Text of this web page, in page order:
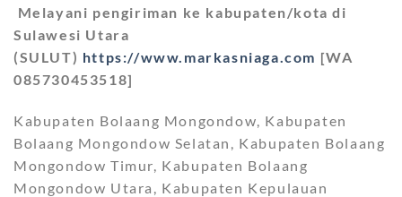
Melayani pengiriman ke kabupaten/kota di
Sulawesi Utara
(SULUT) https://www.markasniaga.com [WA
085730453518]
Kabupaten Bolaang Mongondow, Kabupaten
Bolaang Mongondow Selatan, Kabupaten Bolaang
Mongondow Timur, Kabupaten Bolaang
Mongondow Utara, Kabupaten Kepulauan